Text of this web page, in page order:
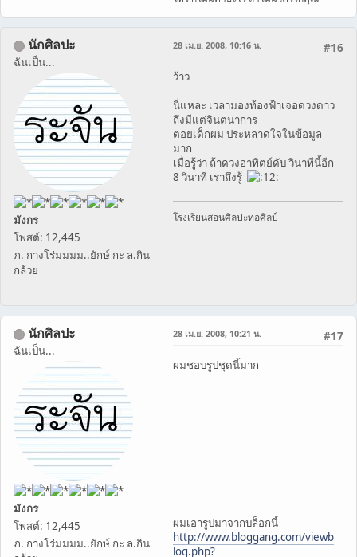
นักศิลปะ
ฉันเป็น...
มังกร
โพสต์: 12,445
ภ. กางโร่มมมม..ยักษ์ กะ ล.กิน
กล้วย
#16
28 เม.ย. 2008, 10:16 น.
ว้าว
นี่แหละ เวลามองท้องฟ้าเจอดวงดาว
ถึงมีแต่จินตนาการ
ตอยเด็กผม ประหลาดใจในข้อมูล
มาก
เมื่อรู้ว่า ถ้าดวงอาทิตย์ดับ วินาทีนี้อีก
8 วินาที เราถึงรู้
โรงเรียนสอนศิลปะทอศิลป์
นักศิลปะ
ฉันเป็น...
มังกร
โพสต์: 12,445
ภ. กางโร่มมมม..ยักษ์ กะ ล.กิน
#17
28 เม.ย. 2008, 10:21 น.
ผมชอบรูปชุดนี้มาก
ผมเอารูปมาจากบล็อกนี้
http://www.bloggang.com/viewb
log.php?